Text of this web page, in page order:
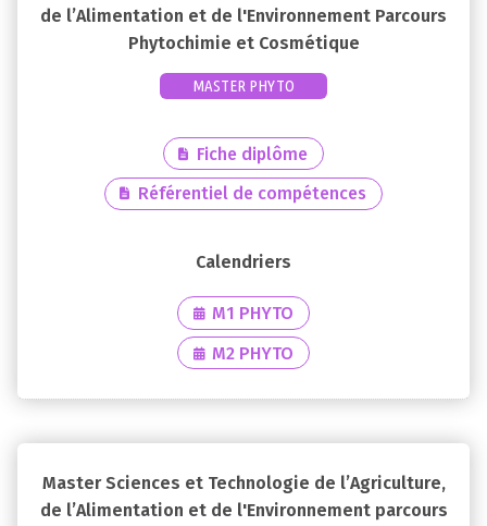
de l’Alimentation et de l'Environnement Parcours
Phytochimie et Cosmétique
MASTER PHYTO
Fiche diplôme
Référentiel de compétences
M1 PHYTO
M2 PHYTO
Master Sciences et Technologie de l’Agriculture,
de l’Alimentation et de l'Environnement parcours